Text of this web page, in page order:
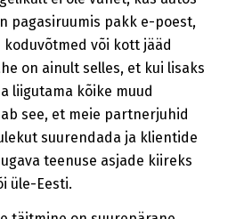
pagasiruumis pakk e-poest,
koduvõtmed või kott jääd
on ainult selles, et kui lisaks
liigutama kõike muud
see, et meie partnerjuhid
suurendada ja klientide
teenuse asjade kiireks
üle-Eesti.